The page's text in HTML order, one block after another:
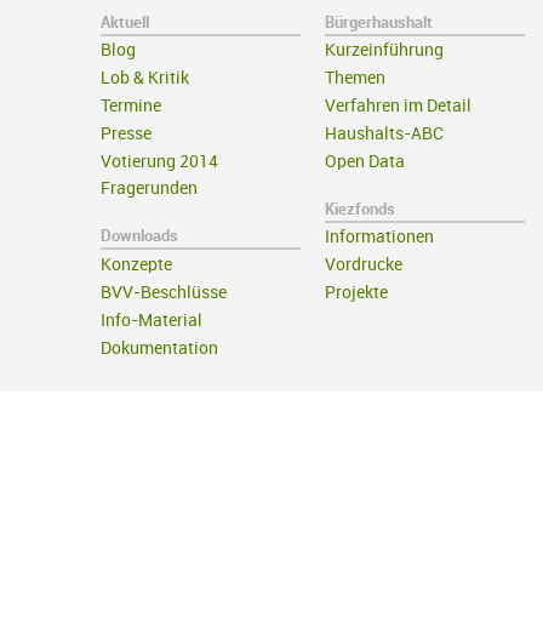
Aktuell
Blog
Lob & Kritik
Termine
Presse
Votierung 2014
Fragerunden
Downloads
Konzepte
BVV-Beschlüsse
Info-Material
Dokumentation
Bürgerhaushalt
Kurzeinführung
Themen
Verfahren im Detail
Haushalts-ABC
Open Data
Kiezfonds
Informationen
Vordrucke
Projekte